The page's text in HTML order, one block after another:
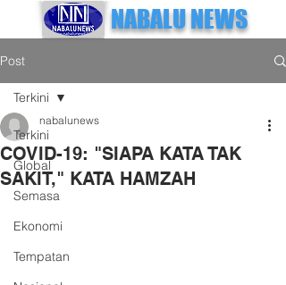
NABALU NEWS
Post
Terkini
Global
Semasa
Ekonomi
Tempatan
Terkini
COVID-19: "SIAPA KATA TAK
SAKIT," KATA HAMZAH
nabalunews